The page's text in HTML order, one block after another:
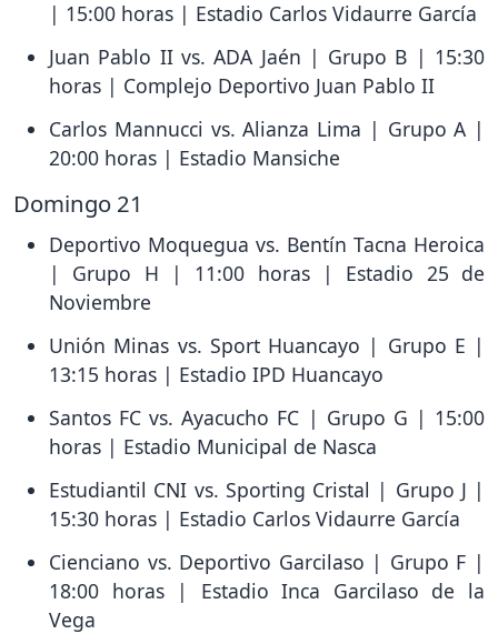
| 15:00 horas | Estadio Carlos Vidaurre García
Juan Pablo II vs. ADA Jaén | Grupo B | 15:30
horas | Complejo Deportivo Juan Pablo II
Carlos Mannucci vs. Alianza Lima | Grupo A |
20:00 horas | Estadio Mansiche
Domingo 21
Deportivo Moquegua vs. Bentín Tacna Heroica
| Grupo H | 11:00 horas | Estadio 25 de
Noviembre
Unión Minas vs. Sport Huancayo | Grupo E |
13:15 horas | Estadio IPD Huancayo
Santos FC vs. Ayacucho FC | Grupo G | 15:00
horas | Estadio Municipal de Nasca
Estudiantil CNI vs. Sporting Cristal | Grupo J |
15:30 horas | Estadio Carlos Vidaurre García
Cienciano vs. Deportivo Garcilaso | Grupo F |
18:00 horas | Estadio Inca Garcilaso de la
Vega